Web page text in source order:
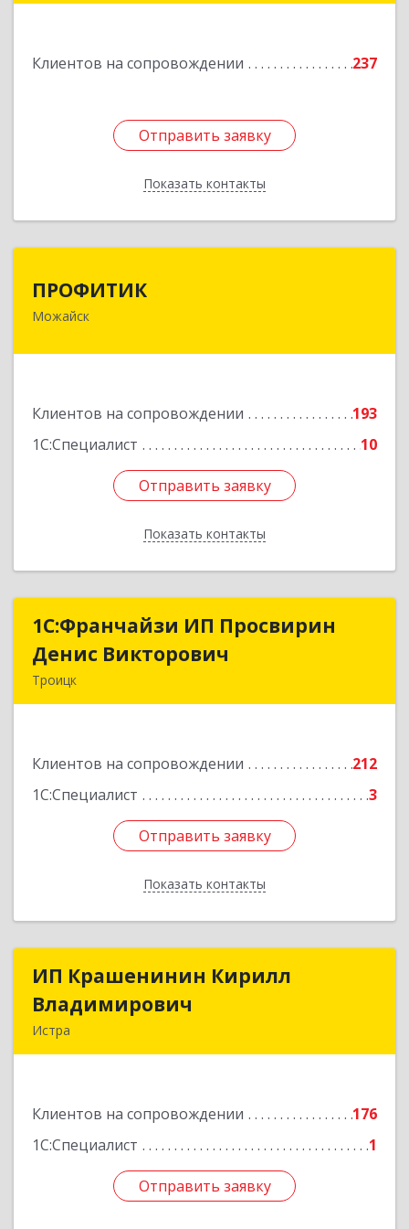
Клиентов на сопровождении 237
Отправить заявку
Показать контакты
Подробнее
Отправить заявку
Назад
ПРОФИТИК
Можайск
Клиентов на сопровождении
193
1С:Специалист
10
Отправить заявку
Показать контакты
143200, Московская обл, Можайский р-н,
Отправить заявку
Назад
1C:Франчайзи ИП Просвирин
Денис Викторович
Троицк
Клиентов на сопровождении
212
1С:Специалист
3
Отправить заявку
Показать контакты
1C:Франчайзи ИП Просвирин
Денис Викторович
Подробнее
Отправить заявку
Назад
ИП Крашенинин Кирилл
Владимирович
Истра
Клиентов на сопровождении
176
1С:Специалист
1
Отправить заявку
ИП Крашенинин Кирилл
Подробнее
Отправить заявку